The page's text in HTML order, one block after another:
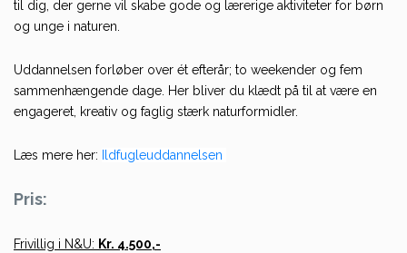
til dig, der gerne vil skabe gode og lærerige aktiviteter for børn
og unge i naturen.
Uddannelsen forløber over ét efterår; to weekender og fem
sammenhængende dage. Her bliver du klædt på til at være en
engageret, kreativ og faglig stærk naturformidler.
Læs mere her: Ildfugleuddannelsen
Pris:
Frivillig i N&U: Kr. 4.500,-